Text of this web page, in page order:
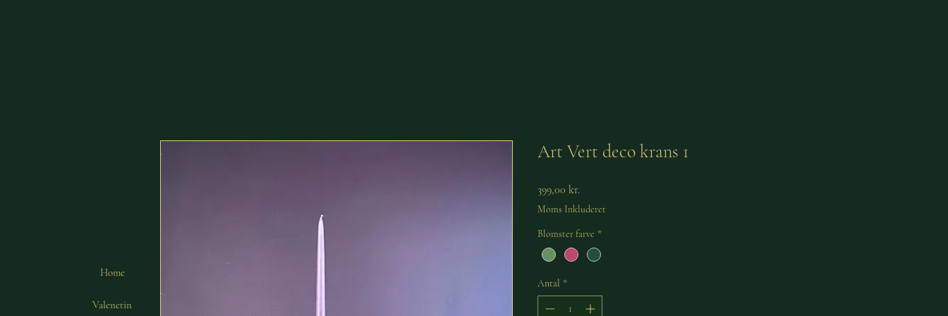
Art Vert deco krans 1
399,00 kr.
Moms Inkluderet
Blomster farve *
Antal *
Home
Valenetin